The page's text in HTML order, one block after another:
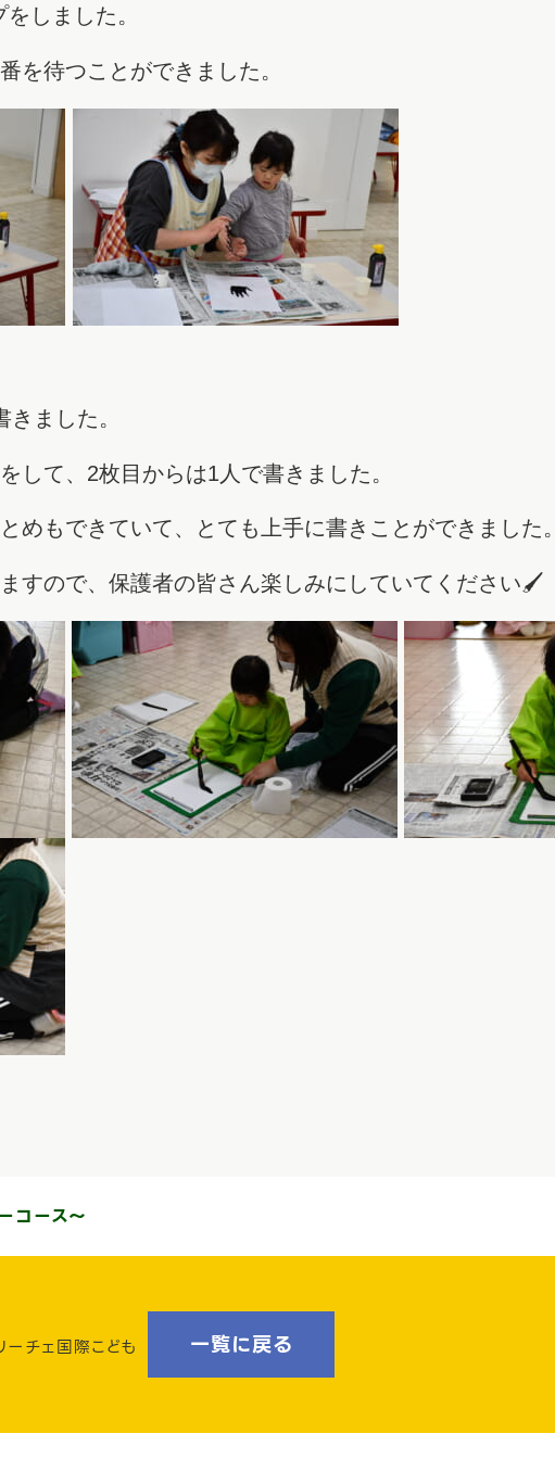
しました。
を待つことができました。
ました。
して、2枚目からは1人で書きました。
めもできていて、とても上手に書きことができました。
すので、保護者の皆さん楽しみにしていてください🖌
コース～
チェ国際こども
一覧に戻る